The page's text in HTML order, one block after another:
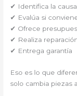
✔ Identifica la
✔ Evalúa si
✔ Ofrece
✔ Realiza
✔ Entrega garantía
Eso es lo que
solo cambia piezas